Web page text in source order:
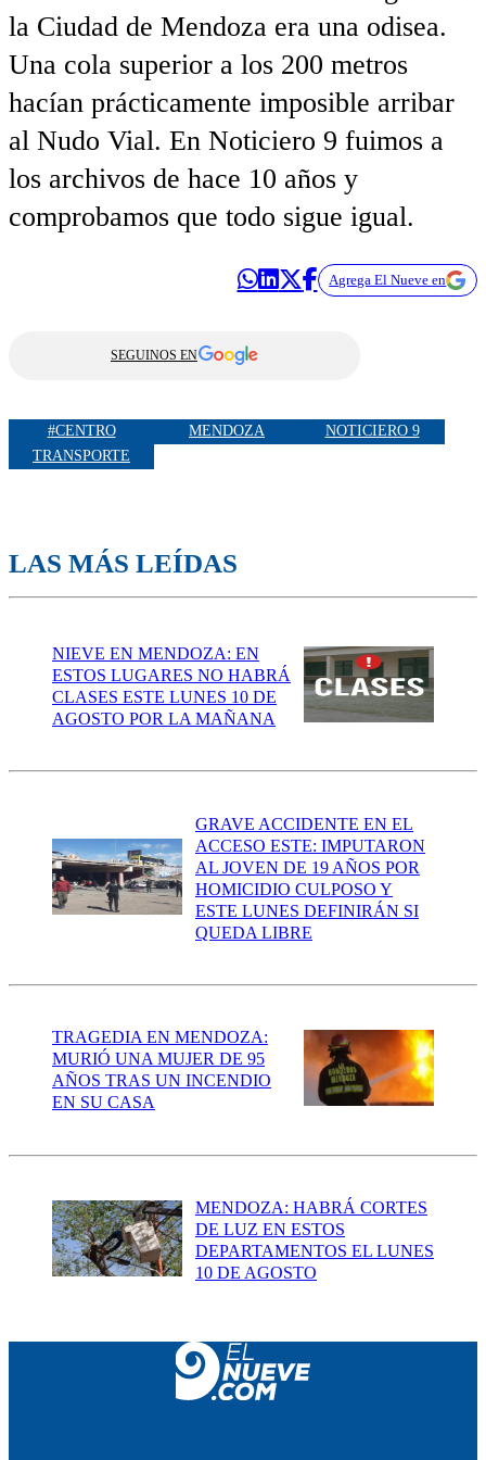
la Ciudad de Mendoza era una odisea.
Una cola superior a los 200 metros
hacían prácticamente imposible arribar
al Nudo Vial. En Noticiero 9 fuimos a
los archivos de hace 10 años y
comprobamos que todo sigue igual.
Agrega El Nueve en
SEGUINOS EN
#CENTRO MENDOZA
NOTICIERO 9
TRANSPORTE
LAS MÁS LEÍDAS
NIEVE EN MENDOZA: EN
ESTOS LUGARES NO HABRÁ
CLASES ESTE LUNES 10 DE
AGOSTO POR LA MAÑANA
GRAVE ACCIDENTE EN EL
ACCESO ESTE: IMPUTARON
AL JOVEN DE 19 AÑOS POR
HOMICIDIO CULPOSO Y
ESTE LUNES DEFINIRÁN SI
QUEDA LIBRE
TRAGEDIA EN MENDOZA:
MURIÓ UNA MUJER DE 95
AÑOS TRAS UN INCENDIO
EN SU CASA
MENDOZA: HABRÁ CORTES
DE LUZ EN ESTOS
DEPARTAMENTOS EL LUNES
10 DE AGOSTO